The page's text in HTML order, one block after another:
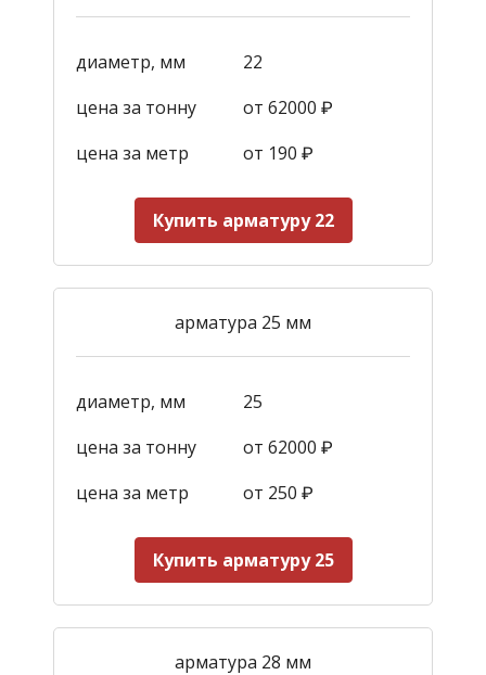
диаметр, мм
22
цена за тонну
от 62000 ₽
цена за метр
от 190 ₽
Купить арматуру 22
арматура 25 мм
диаметр, мм
25
цена за тонну
от 62000 ₽
цена за метр
от 250 ₽
Купить арматуру 25
арматура 28 мм